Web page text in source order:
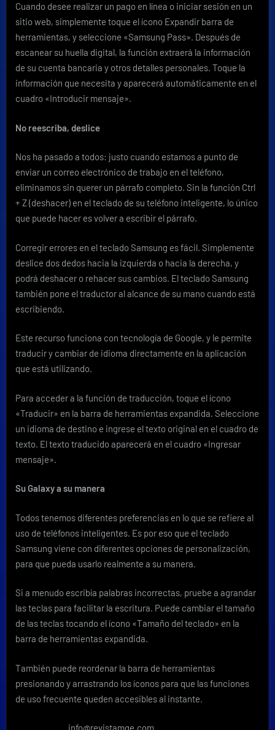
Cuando desee realizar un pago en línea o iniciar sesión en un
sitio web, simplemente toque el ícono Expandir barra de
herramientas, y seleccione «Samsung Pass». Después de
escanear su huella digital, la función extraerá la información
de su cuenta bancaria y otros detalles personales. Toque la
información que necesita y aparecerá automáticamente en el
cuadro «Introducir mensaje».
No reescriba, deslice
Nos ha pasado a todos: justo cuando estamos a punto de
enviar un correo electrónico de trabajo en el teléfono,
eliminamos sin querer un párrafo completo. Sin la función Ctrl
+ Z (deshacer) en el teclado de su teléfono inteligente, lo único
que puede hacer es volver a escribir el párrafo.
Corregir errores en el teclado Samsung es fácil. Simplemente
deslice dos dedos hacia la izquierda o hacia la derecha, y
podrá deshacer o rehacer sus cambios. El teclado Samsung
también pone el traductor al alcance de su mano cuando está
escribiendo.
Este recurso funciona con tecnología de Google, y le permite
traducir y cambiar de idioma directamente en la aplicación
que está utilizando.
Para acceder a la función de traducción, toque el ícono
«Traducir» en la barra de herramientas expandida. Seleccione
un idioma de destino e ingrese el texto original en el cuadro de
texto. El texto traducido aparecerá en el cuadro «Ingresar
mensaje».
Su Galaxy a su manera
Todos tenemos diferentes preferencias en lo que se refiere al
uso de teléfonos inteligentes. Es por eso que el teclado
Samsung viene con diferentes opciones de personalización,
para que pueda usarlo realmente a su manera.
Si a menudo escribía palabras incorrectas, pruebe a agrandar
las teclas para facilitar la escritura. Puede cambiar el tamaño
de las teclas tocando el ícono «Tamaño del teclado» en la
barra de herramientas expandida.
También puede reordenar la barra de herramientas
presionando y arrastrando los íconos para que las funciones
de uso frecuente queden accesibles al instante.
info@revistamqe.com